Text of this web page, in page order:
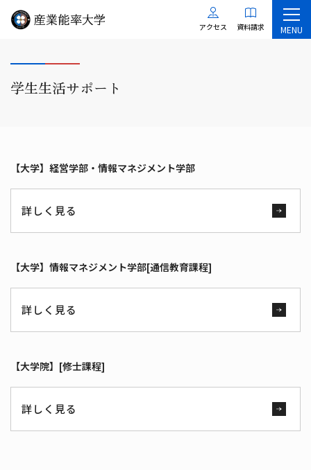
アクセス 資料請求 MENU
学生生活サポート
【大学】経営学部・情報マネジメント学部
詳しく見る
【大学】情報マネジメント学部[通信教育課程]
詳しく見る
【大学院】[修士課程]
詳しく見る